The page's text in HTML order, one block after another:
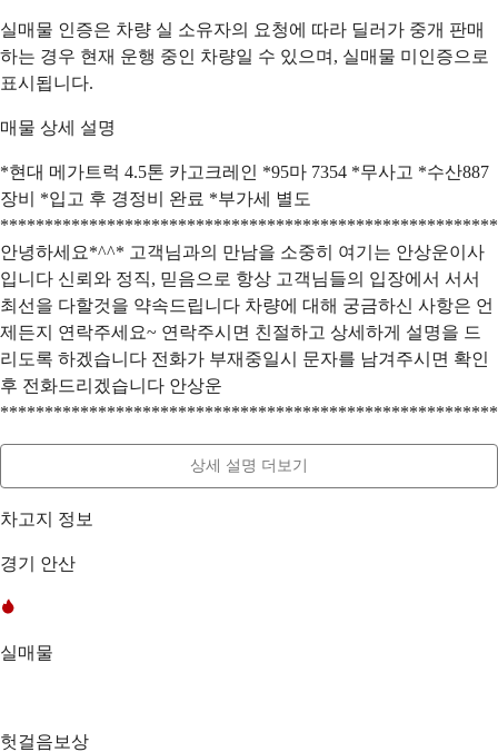
실매물 인증은 차량 실 소유자의 요청에 따라 딜러가 중개 판매
하는 경우 현재 운행 중인 차량일 수 있으며, 실매물 미인증으로
표시됩니다.
매물 상세 설명
*현대 메가트럭 4.5톤 카고크레인 *95마 7354 *무사고 *수산887
장비 *입고 후 경정비 완료 *부가세 별도
안녕하세요*^^* 고객님과의 만남을 소중히 여기는 안상운이사
입니다 신뢰와 정직, 믿음으로 항상 고객님들의 입장에서 서서
최선을 다할것을 약속드립니다 차량에 대해 궁금하신 사항은 언
제든지 연락주세요~ 연락주시면 친절하고 상세하게 설명을 드
리도록 하겠습니다 전화가 부재중일시 문자를 남겨주시면 확인
후 전화드리겠습니다 안상운
상세 설명 더보기
차고지 정보
경기 안산
실매물
헛걸음보상